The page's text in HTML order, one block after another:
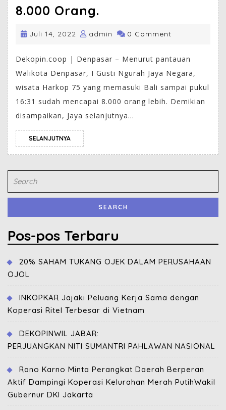
8.000 Orang.
Juli 14, 2022 admin 0 Comment
Dekopin.coop | Denpasar – Menurut pantauan
Walikota Denpasar, I Gusti Ngurah Jaya Negara,
wisata Harkop 75 yang memasuki Bali sampai pukul
16:31 sudah mencapai 8.000 orang lebih. Demikian
disampaikan, Jaya selanjutnya...
SELANJUTNYA
Pos-pos Terbaru
20% SAHAM TUKANG OJEK DALAM PERUSAHAAN
OJOL
INKOPKAR Jajaki Peluang Kerja Sama dengan
Koperasi Ritel Terbesar di Vietnam
DEKOPINWIL JABAR:
PERJUANGKAN NITI SUMANTRI PAHLAWAN NASIONAL
Rano Karno Minta Perangkat Daerah Berperan
Aktif Dampingi Koperasi Kelurahan Merah PutihWakil
Gubernur DKI Jakarta